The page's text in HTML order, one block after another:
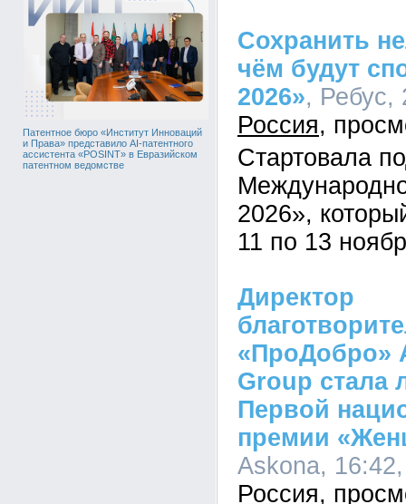
Патентное бюро «Институт Инноваций
и Права» представило AI-патентного
ассистента «POSINT» в Евразийском
патентном ведомстве
Сохранить
чём будут
2026», Ребус,
Россия
Стартовала
2026»,
11 по 13
Директор
«ПроДобро»
Group стала
Первой
премии
Askona,
Россия